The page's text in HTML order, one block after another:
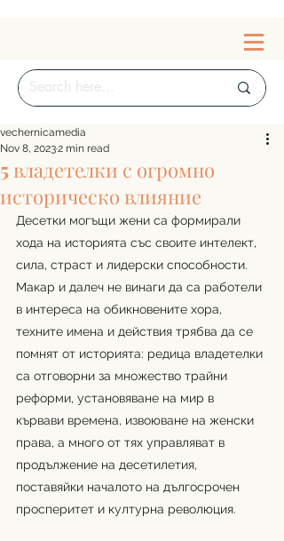
5 владетелки с огромно
историческо влияние
vechernicamedia
Nov 8, 20232 min read
Десетки могъщи жени са формирали
хода на историята със своите интелект,
сила, страст и лидерски способности.
Макар и далеч не винаги да са работели
в интереса на обикновените хора,
техните имена и действия трябва да се
помнят от историята: редица владетелки
са отговорни за множество трайни
реформи, установяване на мир в
кървави времена, извоюване на женски
права, а много от тях управляват в
продължение на десетилетия,
поставяйки началото на дългосрочен
просперитет и културна революция.